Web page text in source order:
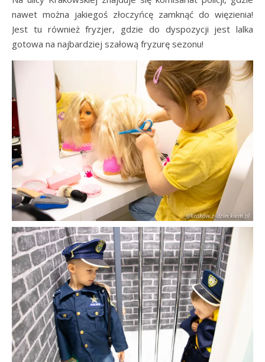
nawet można jakiegoś złoczyńcę zamknąć do więzienia!
Jest tu również fryzjer, gdzie do dyspozycji jest lalka
gotowa na najbardziej szałową fryzurę sezonu!